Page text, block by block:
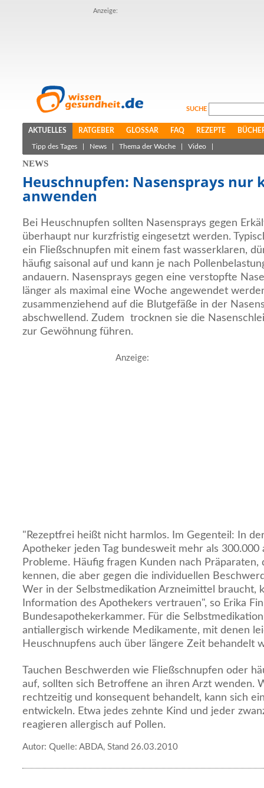
Anzeige:
SUCHE
AKTUELLES RATGEBER GLOSSAR FAQ REZEPTE
Tipp des Tages News Thema der Woche Video
NEWS
Heuschnupfen: Nasensprays nur
anwenden
Bei Heuschnupfen sollten Nasensprays gegen
überhaupt nur kurzfristig eingesetzt werden.
ein Fließschnupfen mit einem fast wasserklaren,
häufig saisonal auf und kann je nach
andauern. Nasensprays gegen eine verstopfte
länger als maximal eine Woche angewendet
zusammenziehend auf die Blutgefäße in der
abschwellend. Zudem trocknen sie die
zur Gewöhnung führen.
Anzeige:
"Rezeptfrei heißt nicht harmlos. Im Gegenteil: In
Apotheker jeden Tag bundesweit mehr als 300.000
Probleme. Häufig fragen Kunden nach Präparaten,
kennen, die aber gegen die individuellen
Wer in der Selbstmedikation Arzneimittel braucht,
Information des Apothekers vertrauen", so Erika
Bundesapothekerkammer. Für die
antiallergisch wirkende Medikamente, mit denen
Heuschnupfens auch über längere Zeit behandelt
Tauchen Beschwerden wie Fließschnupfen oder
auf, sollten sich Betroffene an ihren Arzt wenden.
rechtzeitig und konsequent behandelt, kann sich
entwickeln. Etwa jedes zehnte Kind und jeder
reagieren allergisch auf Pollen.
Autor: Quelle: ABDA, Stand 26.03.2010